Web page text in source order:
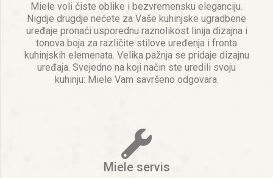
Miele voli čiste oblike i bezvremensku eleganciju.
Nigdje drugdje nećete za Vaše kuhinjske ugradbene
uređaje pronaći usporednu raznolikost linija dizajna i
tonova boja za različite stilove uređenja i fronta
kuhinjskih elemenata. Velika pažnja se pridaje dizajnu
uređaja. Svejedno na koji način ste uredili svoju
kuhinju: Miele Vam savršeno odgovara.
Miele servis